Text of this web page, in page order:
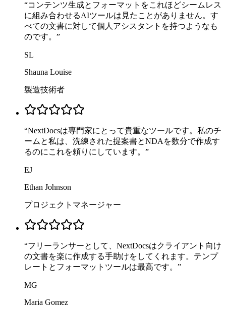
“コンテンツ生成とフォーマットをこれほどシームレス
に組み合わせるAIツールは見たことがありません。す
べての文書に対して個人アシスタントを持つようなも
のです。 ”
SL
Shauna Louise
製造技術者
“NextDocsは専門家にとって貴重なツールです。私のチ
ームと私は、洗練された提案書とNDAを数分で作成す
るのにこれを頼りにしています。 ”
EJ
Ethan Johnson
プロジェクトマネージャー
“フリーランサーとして、NextDocsはクライアント向け
の文書を楽に作成する手助けをしてくれます。テンプ
レートとフォーマットツールは最高です。 ”
MG
Maria Gomez